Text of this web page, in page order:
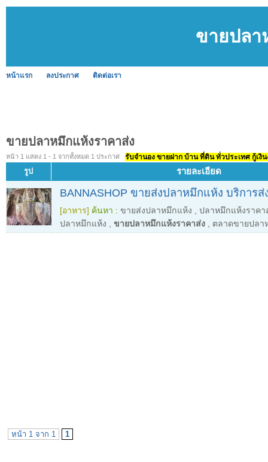
ขายปลา
หน้าแรก ลงประกาศ ติดต่อเรา
ขายปลาหมึกแห้งราคาส่ง
หน้า 1 แสดง 1 - 1 จากทั้งหมด 1 ประกาศ รับจำนอง ขายฝาก บ้าน ที่ดิน ทั่วประเทศ กู้เงิ
รูป รายละเอียด
BANNASHOP ขายส่งปลาหมึกแห้ง บริการส่
[อาหาร] ค้นหา : ขายส่งปลาหมึกแห้ง
ปลาหมึกแห้งราคา
ปลาหมึกแห้ง
ขายปลาหมึกแห้งราคาส่ง ตลาดขายปลา
หน้า 1 จาก 1 1